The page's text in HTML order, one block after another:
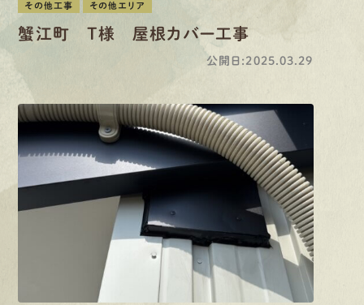
その他工事 その他エリア
蟹江町 T様 屋根カバー工事
公開日:2025.03.29